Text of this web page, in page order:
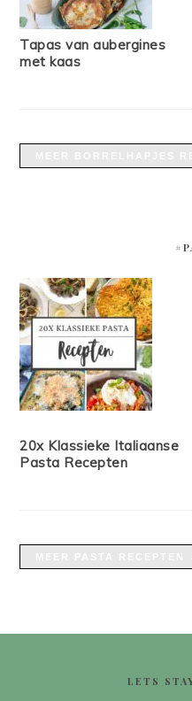
Tapas van aubergines
met kaas
20x Klassieke Italiaanse
Pasta Recepten
LETS